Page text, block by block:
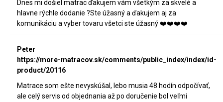
Dnes mi došiel matrac ďakujem vám všetkým za skvelé a
hlavne rýchle dodanie ?Ste úžasný a ďakujem aj za
komunikáciu a vyber tovaru všetci ste úžasný ❤️❤️❤️❤️
Peter
https://more-matracov.sk/comments/public_index/index/id-
product/20116
Matrace som ešte nevyskúšal, lebo musia 48 hodín odpočívať,
ale celý servis od objednania až po doručenie bol veľmi